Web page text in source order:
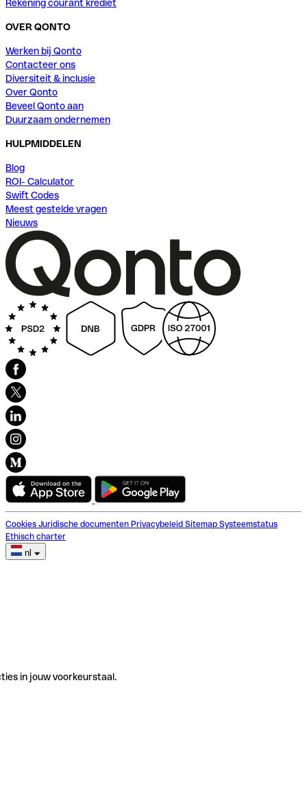
Rekening courant krediet
OVER QONTO
Werken bij Qonto
Contacteer ons
Diversiteit & inclusie
Over Qonto
Beveel Qonto aan
Duurzaam ondernemen
HULPMIDDELEN
Blog
ROI- Calculator
Swift Codes
Meest gestelde vragen
Nieuws
Cookies Juridische documenten Privacybeleid Sitemap Systeemstatus
Ethisch charter
nl
in jouw voorkeurstaal.